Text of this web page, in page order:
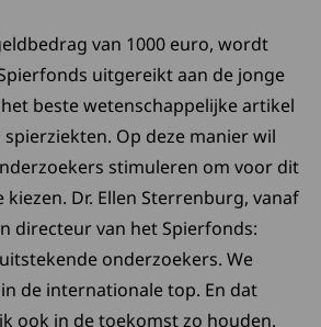
van 1000 euro, wordt
uitgereikt aan de jonge
beste wetenschappelijke artikel
Op deze manier wil
stimuleren om voor dit
Dr. Ellen Sterrenburg, vanaf
directeur van het Spierfonds:
onderzoekers. We
de internationale top. En dat
ook in de toekomst zo houden.